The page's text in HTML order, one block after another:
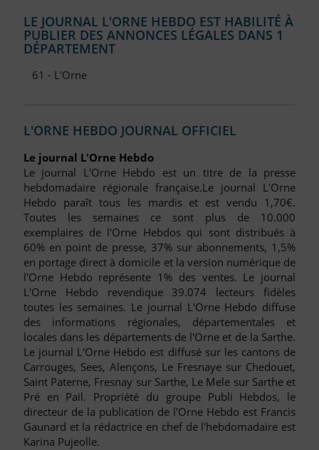
LE JOURNAL L'ORNE HEBDO EST HABILITÉ À
PUBLIER DES ANNONCES LÉGALES DANS 1
DÉPARTEMENT
61 - L'Orne
L'ORNE HEBDO JOURNAL OFFICIEL
Le journal L'Orne Hebdo
Le journal L'Orne Hebdo est un titre de la presse
hebdomadaire régionale française.Le journal L'Orne
Hebdo paraît tous les mardis et est vendu 1,70€.
Toutes les semaines ce sont plus de 10.000
exemplaires de l'Orne Hebdos qui sont distribués à
60% en point de presse, 37% sur abonnements, 1,5%
en portage direct à domicile et la version numérique de
l'Orne Hebdo représente 1% des ventes. Le journal
L'Orne Hebdo revendique 39.074 lecteurs fidèles
toutes les semaines. Le journal L'Orne Hebdo diffuse
des informations régionales, départementales et
locales dans les départements de l'Orne et de la Sarthe.
Le journal L'Orne Hebdo est diffusé sur les cantons de
Carrouges, Sees, Alençons, Le Fresnaye sur Chedouet,
Saint Paterne, Fresnay sur Sarthe, Le Mele sur Sarthe et
Pré en Pail. Propriété du groupe Publi Hebdos, le
directeur de la publication de l'Orne Hebdo est Francis
Gaunard et la rédactrice en chef de l'hebdomadaire est
Karina Pujeolle.